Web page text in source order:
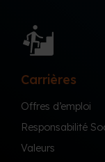
Carrières
Offres d’emploi
Responsabilité
Valeurs